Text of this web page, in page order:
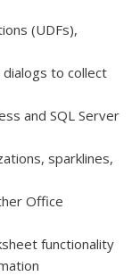
(UDFs),
to collect
and SQL Server
sparklines,
Office
functionality